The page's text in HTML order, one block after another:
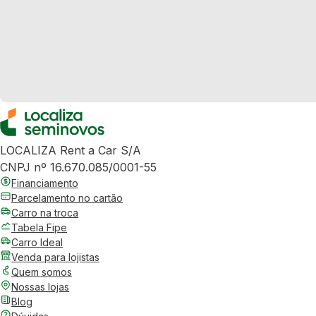
LOCALIZA Rent a Car S/A
CNPJ nº 16.670.085/0001-55
Financiamento
Parcelamento no cartão
Carro na troca
Tabela Fipe
Carro Ideal
Venda para lojistas
Quem somos
Nossas lojas
Blog